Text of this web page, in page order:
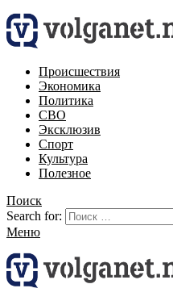
Происшествия
Экономика
Политика
СВО
Эксклюзив
Спорт
Культура
Полезное
Поиск
Search for:
Меню